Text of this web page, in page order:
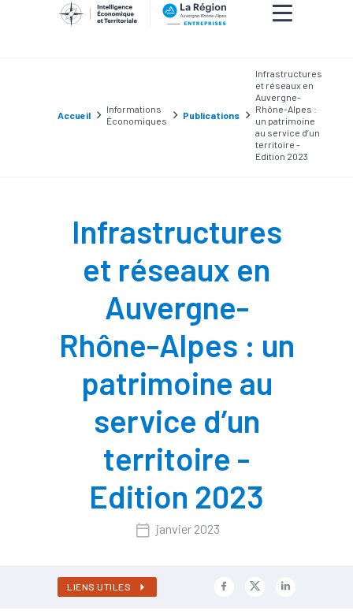
Accueil
Informations
Économiques
Publications
Infrastructures
et réseaux en
Auvergne-
Rhône-Alpes :
un patrimoine
au service d’un
territoire -
Edition 2023
Infrastructures
et réseaux en
Auvergne-
Rhône-Alpes : un
patrimoine au
service d’un
territoire -
Edition 2023
janvier 2023
LIENS UTILES